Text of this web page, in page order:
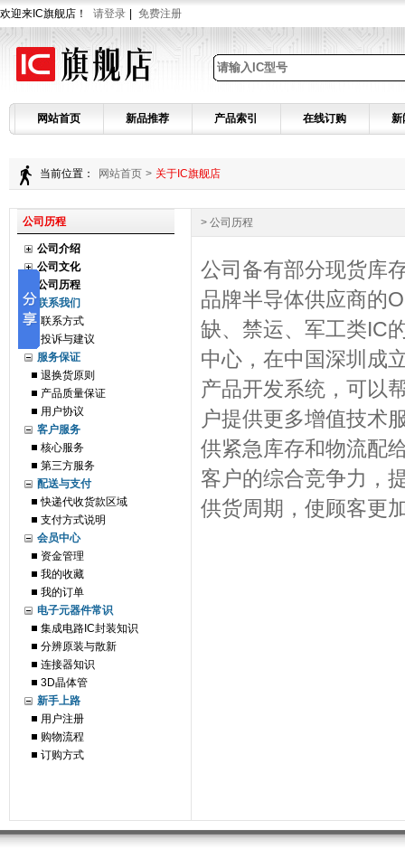
欢迎来IC旗舰店！ 请登录 免费注册
网站首页 新品推荐 产品索引 在线订购 新
当前位置： 网站首页 > 关于IC旗舰店
公司历程
公司介绍
公司文化
公司历程
联系我们
联系方式
投诉与建议
服务保证
退换货原则
产品质量保证
用户协议
客户服务
核心服务
第三方服务
配送与支付
快递代收货款区域
支付方式说明
会员中心
资金管理
我的收藏
我的订单
电子元器件常识
集成电路IC封装知识
分辨原装与散新
连接器知识
3D晶体管
新手上路
用户注册
购物流程
订购方式
> 公司历程
公司备有部分现货库
品牌半导体供应商的
缺、禁运、军工类IC
中心，在中国深圳成
产品开发系统，可以
户提供更多增值技术
供紧急库存和物流配
客户的综合竞争力，
供货周期，使顾客更